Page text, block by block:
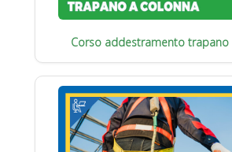
Corso addestramento trapano